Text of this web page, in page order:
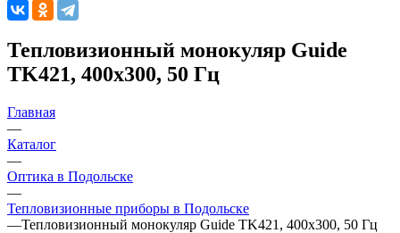
Тепловизионный монокуляр Guide
TK421, 400х300, 50 Гц
Главная
—
Каталог
—
Оптика в Подольске
—
Тепловизионные приборы в Подольске
—Тепловизионный монокуляр Guide TK421, 400х300, 50 Гц